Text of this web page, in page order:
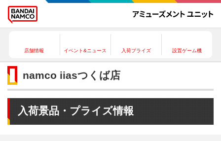
店舗情報 イベント&ニュース 入荷プライズ 設置ゲーム機
namco iiasつくば店
入荷景品・プライズ情報